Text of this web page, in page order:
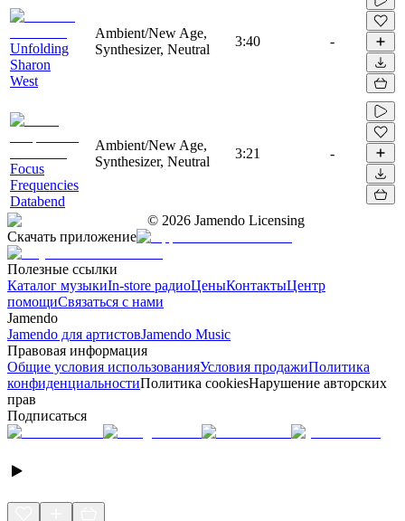
Unfolding
Sharon
West
Ambient/New Age,
Synthesizer, Neutral
3:40 -
Focus
Frequencies
Databend
Ambient/New Age,
Synthesizer, Neutral
3:21 -
© 2026 Jamendo Licensing
Скачать приложение
Полезные ссылки
Каталог музыкиIn-store радиоЦеныКонтактыЦентр
помощиСвязаться с нами
Jamendo
Jamendo для артистовJamendo Music
Правовая информация
Общие условия использованияУсловия продажиПолитика
конфиденциальностиПолитика cookiesНарушение авторских
прав
Подписаться